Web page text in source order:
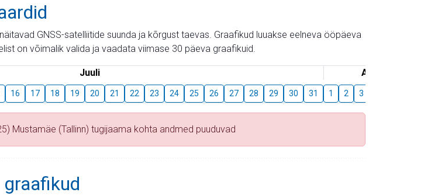
GNSS-satelliitide suunda ja kõrgust taevas. Graafikud luuakse eelneva ööpäeva
on võimalik valida ja vaadata viimase 30 päeva graafikuid.
Juuli August
16 17 18 19 20 21 22 23 24 25 26 27 28 29 30 31 1 2 3
Mustamäe (Tallinn) tugijaama kohta andmed puuduvad